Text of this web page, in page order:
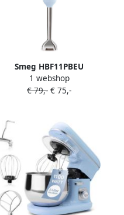
Smeg HBF11PBEU
Staafmixer 700W Variabele
Snelheid Turbofunctie
Pastelblauw
1 webshop
€ 79,- € 75,-